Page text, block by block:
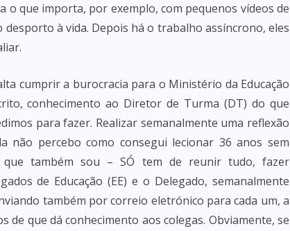
que importa, por exemplo, com pequenos vídeos de
à vida. Depois há o trabalho assíncrono, eles
cumprir a burocracia para o Ministério da Educação
conhecimento ao Diretor de Turma (DT) do que
para fazer. Realizar semanalmente uma reflexão
não percebo como consegui lecionar 36 anos sem
que também sou – SÓ tem de reunir tudo, fazer
de Educação (EE) e o Delegado, semanalmente
também por correio eletrónico para cada um, a
de que dá conhecimento aos colegas. Obviamente, se